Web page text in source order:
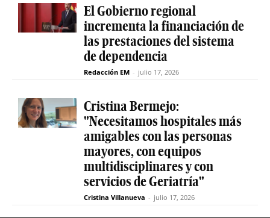
El Gobierno regional
incrementa la financiación de
las prestaciones del sistema
de dependencia
Redacción EM - julio 17, 2026
Cristina Bermejo:
"Necesitamos hospitales más
amigables con las personas
mayores, con equipos
multidisciplinares y con
servicios de Geriatría"
Cristina Villanueva - julio 17, 2026